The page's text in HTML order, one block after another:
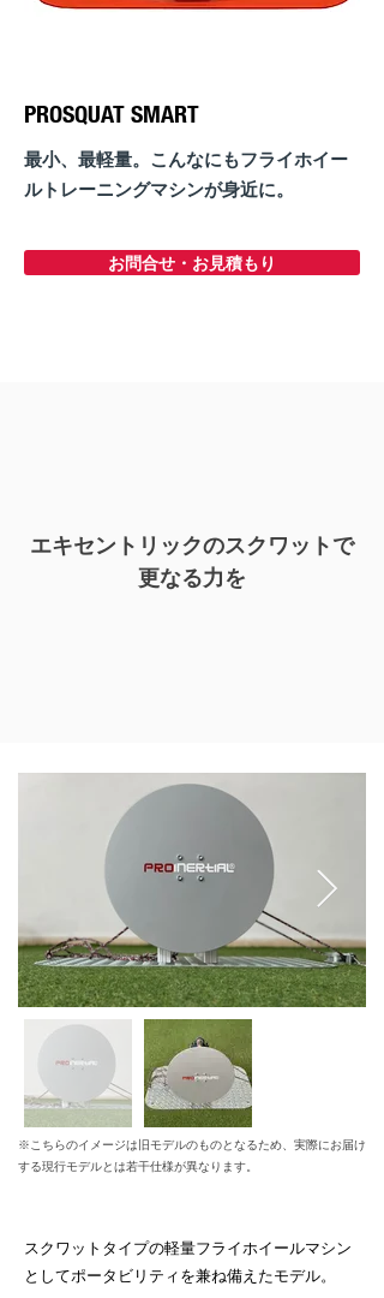
PROSQUAT SMART
最小、最軽量。 こんなにもフライホイー
ルトレーニングマシンが身近に。
お問合せ・お見積もり
エキセントリックのスクワットで
​更なる力を
※こちらのイメージは旧モデルのものとなるため、実際にお届け
する現行モデルとは若干仕様が異なります。
スクワットタイプの軽量フライホイールマシン
としてポータビリティを兼ね備えたモデル。